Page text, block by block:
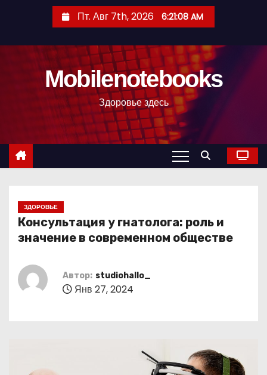
с
Пт. Авг 7th, 2026 6:21:09 AM
Mobilenotebooks
Здоровье здесь
ЗДОРОВЬЕ
Консультация у гнатолога: роль и
значение в современном обществе
Автор: studiohallo_
Янв 27, 2024